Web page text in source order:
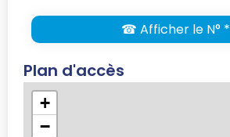
☎ Afficher le N° *
Plan d'accès
+
−